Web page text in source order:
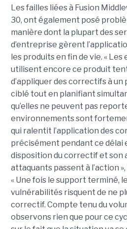
Les failles liées à Fusion
30, ont également posé
manière dont la plupart des
d’entreprise gèrent
les produits en fin de vie. «
utilisent encore ce produit
d’appliquer des correctifs à
ciblé tout en planifiant
qu’elles ne peuvent pas
environnements sont
qui ralentit l’application des
précisément pendant ce délai
disposition du correctif et son
attaquants passent à l’action
« Une fois le support terminé,
vulnérabilités risquent de ne
correctif. Compte tenu du
observons rien que pour ce